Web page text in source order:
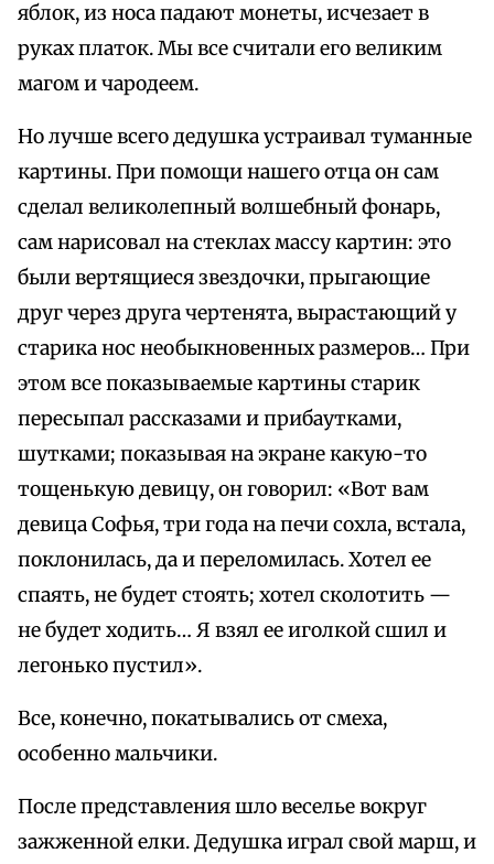
яблок, из носа падают монеты, исчезает в
руках платок. Мы все считали его великим
магом и чародеем.
Но лучше всего дедушка устраивал туманные
картины. При помощи нашего отца он сам
сделал великолепный волшебный фонарь,
сам нарисовал на стеклах массу картин: это
были вертящиеся звездочки, прыгающие
друг через друга чертенята, вырастающий у
старика нос необыкновенных размеров… При
этом все показываемые картины старик
пересыпал рассказами и прибаутками,
шутками; показывая на экране какую-то
тощенькую девицу, он говорил: «Вот вам
девица Софья, три года на печи сохла, встала,
поклонилась, да и переломилась. Хотел ее
спаять, не будет стоять; хотел сколотить —
не будет ходить… Я взял ее иголкой сшил и
легонько пустил».
Все, конечно, покатывались от смеха,
особенно мальчики.
После представления шло веселье вокруг
зажженной елки. Дедушка играл свой марш, и